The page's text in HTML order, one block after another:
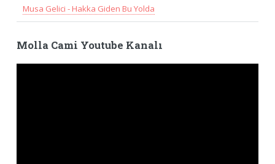
Musa Gelici - Hakka Giden Bu Yolda
Molla Cami Youtube Kanalı